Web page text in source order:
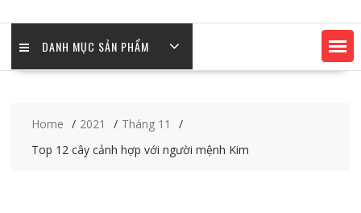
DANH MỤC SẢN PHẨM
Home 2021
Tháng 11
Top 12 cây cảnh hợp với người mệnh Kim